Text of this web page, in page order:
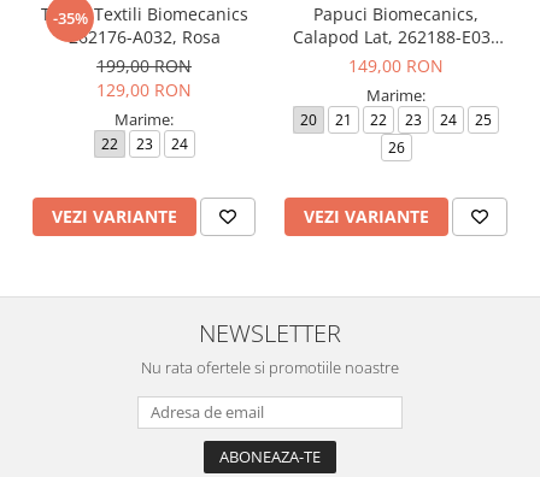
-35%
Tenisi Textili Biomecanics
262176-A032, Rosa
199,00 RON
129,00 RON
Marime:
22 23 24
VEZI VARIANTE
Papuci Biomecanics,
Calapod Lat, 262188-E032
Rosa, Wider Biohome
149,00 RON
Marime:
20 21 22 23 24
25
26
VEZI VARIANTE
NEWSLETTER
Nu rata ofertele si promotiile noastre